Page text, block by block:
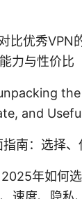
比优秀VPN
力与性价比
and
指南：选择
年如何